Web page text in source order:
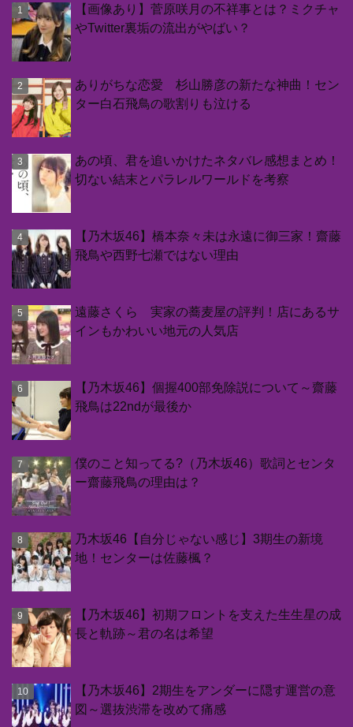
【画像あり】菅原咲月の不祥事とは？ミクチャ
やTwitter裏垢の流出がやばい？
ありがちな恋愛 杉山勝彦の新たな神曲！セン
ター白石飛鳥の歌割りも泣ける
あの頃、君を追いかけたネタバレ感想まとめ！
切ない結末とパラレルワールドを考察
【乃木坂46】橋本奈々未は永遠に御三家！齋藤
飛鳥や西野七瀬ではない理由
遠藤さくら 実家の蕎麦屋の評判！店にあるサ
インもかわいい地元の人気店
【乃木坂46】個握400部免除説について～齋藤
飛鳥は22ndが最後か
僕のこと知ってる?（乃木坂46）歌詞とセンタ
ー齋藤飛鳥の理由は？
乃木坂46【自分じゃない感じ】3期生の新境
地！センターは佐藤楓？
【乃木坂46】初期フロントを支えた生生星の成
長と軌跡～君の名は希望
【乃木坂46】2期生をアンダーに隠す運営の意
図～選抜渋滞を改めて痛感